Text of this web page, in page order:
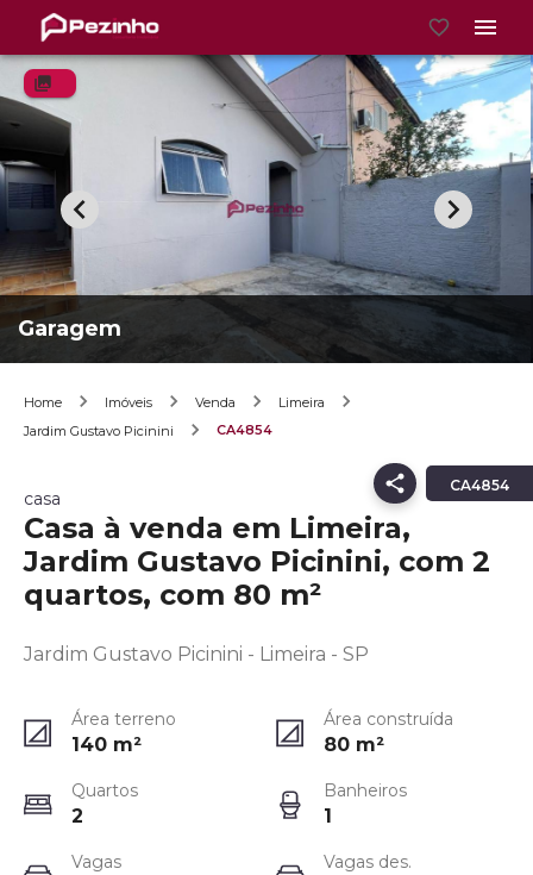
Garagem
Home Imóveis Venda
Limeira
Jardim Gustavo Picinini
CA4854
CA4854
casa
Casa à venda em Limeira,
Jardim Gustavo Picinini, com 2
quartos, com 80 m²
Jardim Gustavo Picinini - Limeira - SP
Área terreno
140 m²
Área construída
80 m²
Quartos
2
Banheiros
1
Vagas Vagas des.